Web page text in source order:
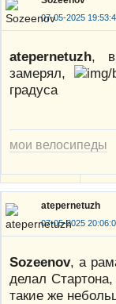
07-05-2025
atepernetuzh,
замерял,
градуса
мои велосипеды
atepernetuzh
07-05-2025
Sozeenov, а
делал
такие же